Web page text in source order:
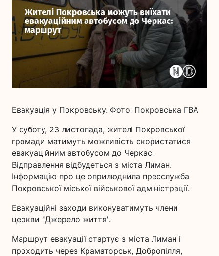
Евакуація у Покровську. Фото: Покровська ГВА
У суботу, 23 листопада, жителі Покровської
громади матимуть можливість скористатися
евакуаційним автобусом до Черкас.
Відправлення відбудеться з міста Лиман.
Інформацію про це оприлюднила пресслужба
Покровської міської військової адміністрації.
Евакуаційні заходи виконуватимуть члени
церкви "Джерело життя".
Маршрут евакуації стартує з міста Лиман і
проходить через Краматорськ, Добропілля,